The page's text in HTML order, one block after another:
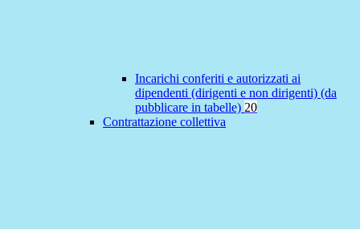
Incarichi conferiti e autorizzati ai
dipendenti (dirigenti e non dirigenti) (da
pubblicare in tabelle) 20
Contrattazione collettiva